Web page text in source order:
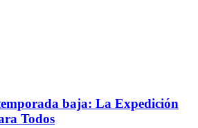
baja: La Expedición
Todos